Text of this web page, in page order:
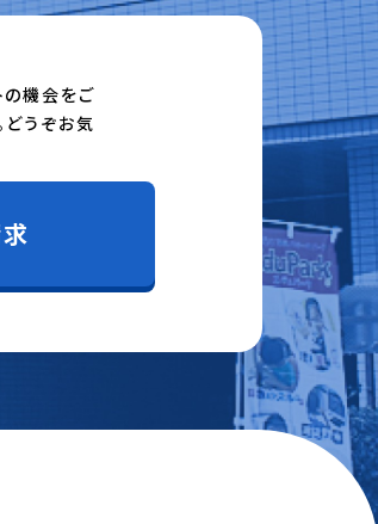
の機会をご
どうぞお気